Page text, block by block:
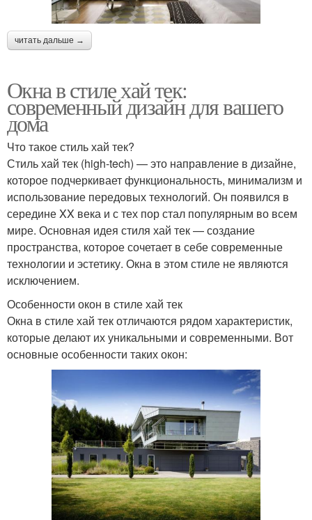
читать дальше →
Окна в стиле хай тек:
современный дизайн для вашего
дома
Что такое стиль хай тек?
Стиль хай тек (high-tech) — это направление в дизайне,
которое подчеркивает функциональность, минимализм и
использование передовых технологий. Он появился в
середине XX века и с тех пор стал популярным во всем
мире. Основная идея стиля хай тек — создание
пространства, которое сочетает в себе современные
технологии и эстетику. Окна в этом стиле не являются
исключением.
Особенности окон в стиле хай тек
Окна в стиле хай тек отличаются рядом характеристик,
которые делают их уникальными и современными. Вот
основные особенности таких окон: